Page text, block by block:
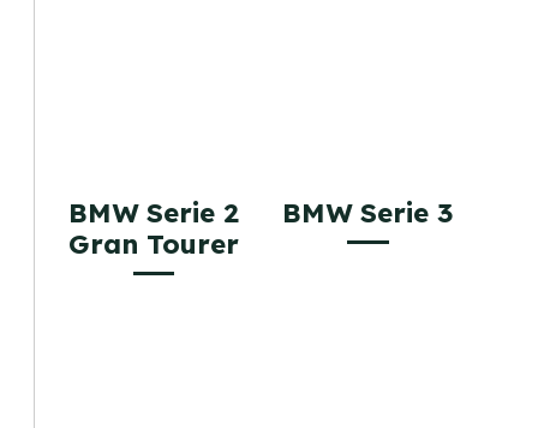
BMW Serie 2
Gran Tourer
BMW Serie 3